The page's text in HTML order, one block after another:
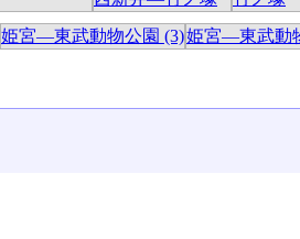
姫宮―東武動物公園 (3)姫宮―東武動